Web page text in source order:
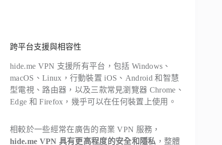
跨平台支援與相容性
hide.me VPN 支援所有平台，包括 Windows、
macOS、Linux，行動裝置 iOS、Android 和智慧
型電視、路由器，以及三款常見瀏覽器 Chrome、
Edge 和 Firefox，幾乎可以在任何裝置上使用。
相較於一些經常在廣告的商業 VPN 服務，
hide.me VPN 具有更高程度的安全和隱私 ，整體